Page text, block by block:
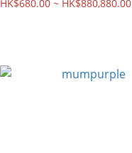
HK$680.00 ~ HK$880,880.00